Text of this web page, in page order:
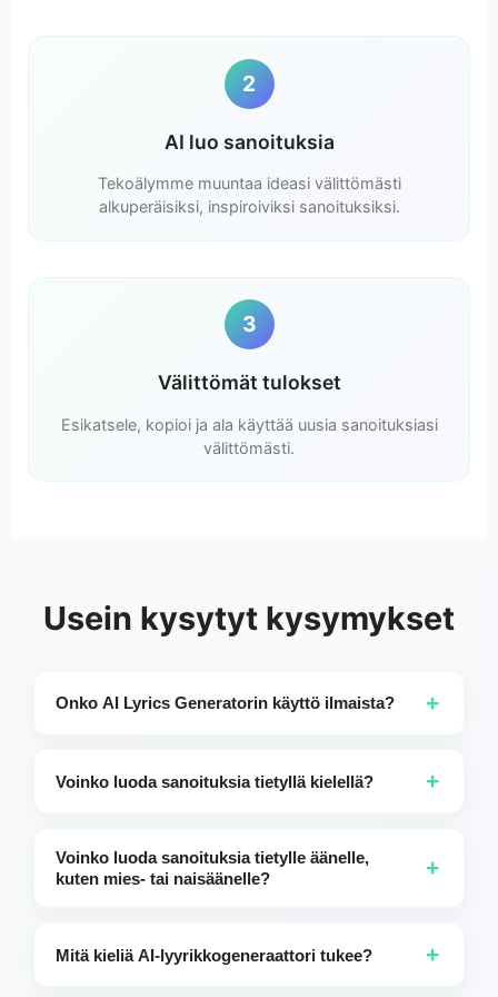
2
AI luo sanoituksia
Tekoälymme muuntaa ideasi välittömästi
alkuperäisiksi, inspiroiviksi sanoituksiksi.
3
Välittömät tulokset
Esikatsele, kopioi ja ala käyttää uusia sanoituksiasi
välittömästi.
Usein kysytyt kysymykset
Onko AI Lyrics Generatorin käyttö ilmaista? +
rajattoman käytön.
Voinko luoda sanoituksia tietyllä kielellä? +
esimerkiksi "syntymäpäivälaulu englanniksi
kymmenvuotiaalle pojalleni Hunterille"—säkeistöt luodaan
Voinko luoda sanoituksia tietylle äänelle,
kuten mies- tai naisäänelle?
+
laulettavaksi miesäänellä vaimollesi
Mitä kieliä AI-lyyrikkogeneraattori tukee? +